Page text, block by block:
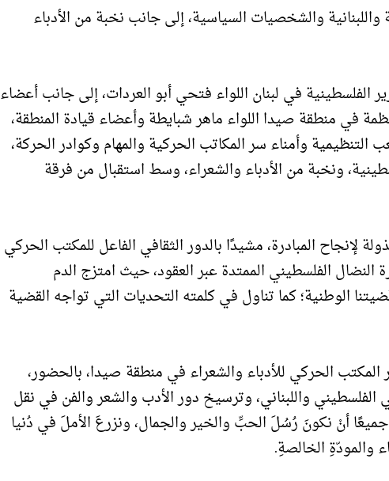
والشخصيات السياسية، إلى جانب نخبة من الأدباء
في لبنان اللواء فتحي أبو العردات، إلى جانب أعضاء
في منطقة صيدا اللواء ماهر شبايطة وأعضاء قيادة المنطقة،
وأمناء سر المكاتب الحركية والمهام وكوادر الحركة،
ونخبة من الأدباء والشعراء، وسط استقبال من فرقة
لإنجاح المبادرة، مشيدًا بالدور الثقافي الفاعل للمكتب الحركي
النضال الفلسطيني الممتدة عبر العقود، حيث امتزج الدم
الوطنية؛ كما تناول في كلمته التحديات التي تواجه القضية
الحركي للأدباء والشعراء في منطقة صيدا، بالحضور،
الفلسطيني واللبناني، وترسيخ دور الأدب والشعر والفن في نقل
جميعًا أنْ نكونَ رُسُلَ الحبِّ والخير والجمال، ونزرعَ الأملَ في دُنيا
والمودّةِ الخالصةِ.